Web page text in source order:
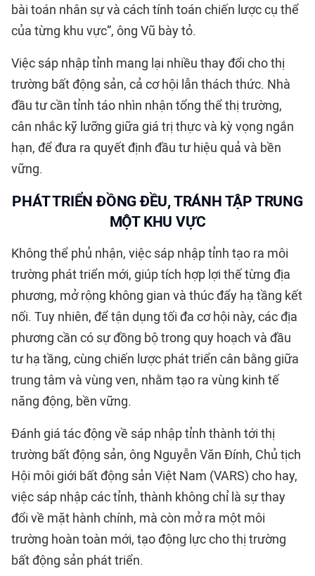
bài toán nhân sự và cách tính toán chiến lược cụ thể
của từng khu vực”, ông Vũ bày tỏ.
Việc sáp nhập tỉnh mang lại nhiều thay đổi cho thị
trường bất động sản, cả cơ hội lẫn thách thức. Nhà
đầu tư cần tỉnh táo nhìn nhận tổng thể thị trường,
cân nhắc kỹ lưỡng giữa giá trị thực và kỳ vọng ngắn
hạn, để đưa ra quyết định đầu tư hiệu quả và bền
vững.
PHÁT TRIỂN ĐỒNG ĐỀU, TRÁNH TẬP TRUNG
MỘT KHU VỰC
Không thể phủ nhận, việc sáp nhập tỉnh tạo ra môi
trường phát triển mới, giúp tích hợp lợi thế từng địa
phương, mở rộng không gian và thúc đẩy hạ tầng kết
nối. Tuy nhiên, để tận dụng tối đa cơ hội này, các địa
phương cần có sự đồng bộ trong quy hoạch và đầu
tư hạ tầng, cùng chiến lược phát triển cân bằng giữa
trung tâm và vùng ven, nhằm tạo ra vùng kinh tế
năng động, bền vững.
Đánh giá tác động về sáp nhập tỉnh thành tới thị
trường bất động sản, ông Nguyễn Văn Đính, Chủ tịch
Hội môi giới bất động sản Việt Nam (VARS) cho hay,
việc sáp nhập các tỉnh, thành không chỉ là sự thay
đổi về mặt hành chính, mà còn mở ra một môi
trường hoàn toàn mới, tạo động lực cho thị trường
bất động sản phát triển.